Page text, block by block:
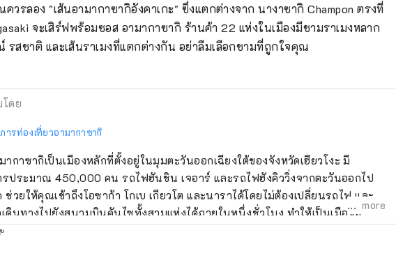
รลอง "เส้นอามากาซากิอังคาเกะ" ซึ่งแตกต่างจาก นางาซากิ Champon ตรงที่
จะเสิร์ฟพร้อมซอส อามากาซากิ ร้านค้า 22 แห่งในเมืองมีชามราเมงหลาก
สชาติ และเส้นราเมงที่แตกต่างกัน อย่าลืมเลือกชามที่ถูกใจคุณ
ดย
ารท่องเที่ยวอามากาซากิ
ากาซากิเป็นเมืองหลักที่ตั้งอยู่ในมุมตะวันออกเฉียงใต้ของจังหวัดเฮียวโงะ มี
ประมาณ 450,000 คน รถไฟฮันชิน เจอาร์ และรถไฟฮังคิววิ่งจากตะวันออกไป
ช่วยให้คุณเข้าถึงโอซาก้า โกเบ เกียวโต และนาราได้โดยไม่ต้องเปลี่ยนรถไฟ และ
ดินทางไปยังสนามบินคันไซทั้งสามแห่งได้ภายในหนึ่งชั่วโมง ทำให้เป็นเมืองที่
คำสั่งของผู้สำเร็จราชการเอโดะ โทดะ อุ
more
น